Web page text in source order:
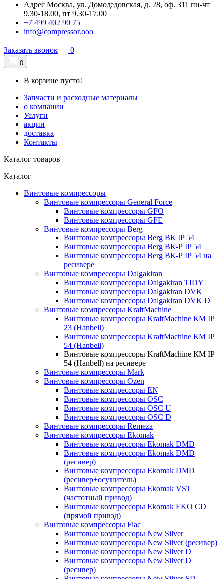
Адрес Москва, ул. Домодедовская, д. 28, оф. 311 пн-чт
9.30-18.00, пт 9.30-17.00
+7 499 402 90 75
info@compressor.ooo
Заказать звонок 0
0
В корзине пусто!
Запчасти и расходные материалы
о компании
Услуги
акции
доставка
Контакты
Каталог товаров
Каталог
Винтовые компрессоры
Винтовые компрессоры General Force
Винтовые компрессоры GFO
Винтовые компрессоры GFE
Винтовые компрессоры Berg
Винтовые компрессоры Berg ВК IP 54
Винтовые компрессоры Berg ВК-Р IP 54
Винтовые компрессоры Berg ВК-Р IP 54 на
ресивере
Винтовые компрессоры Dalgakiran
Винтовые компрессоры Dalgakiran TIDY
Винтовые компрессоры Dalgakiran DVK
Винтовые компрессоры Dalgakiran DVK D
Винтовые компрессоры KraftMachine
Винтовые компрессоры KraftMachine КМ IP
23 (Hanbell)
Винтовые компрессоры KraftMachine КМ IP
54 (Hanbell)
Винтовые компрессоры KraftMachine КМ IP
54 (Hanbell) на ресивере
Винтовые компрессоры Mark
Винтовые компрессоры Ozen
Винтовые компрессоры EN
Винтовые компрессоры OSC
Винтовые компрессоры OSC U
Винтовые компрессоры OSC D
Винтовые компрессоры Remeza
Винтовые компрессоры Ekomak
Винтовые компрессоры Ekomak DMD
Винтовые компрессоры Ekomak DMD
(ресивер)
Винтовые компрессоры Ekomak DMD
(ресивер+осушитель)
Винтовые компрессоры Ekomak VST
(частотный привод)
Винтовые компрессоры Ekomak EKO CD
(прямой привод)
Винтовые компрессоры Fiac
Винтовые компрессоры New Silver
Винтовые компрессоры New Silver (ресивер)
Винтовые компрессоры New Silver D
Винтовые компрессоры New Silver D
(ресивер)